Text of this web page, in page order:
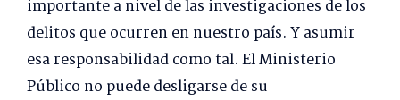
importante a nivel de las investigaciones de los
delitos que ocurren en nuestro país. Y asumir
esa responsabilidad como tal. El Ministerio
Público no puede desligarse de su